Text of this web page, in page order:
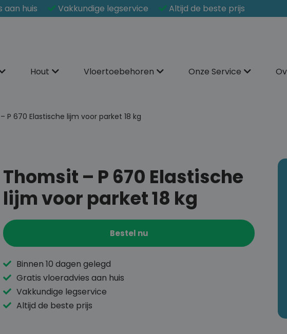
aan huis Vakkundige legservice Altijd de beste prijs
Hout Vloertoebehoren Onze Service
P 670 Elastische lijm voor parket 18 kg
Thomsit – P 670 Elastische
lijm voor parket 18 kg
Bestel nu
Binnen 10 dagen gelegd
Gratis vloeradvies aan huis
Vakkundige legservice
Altijd de beste prijs